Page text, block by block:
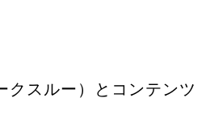
クスルー）とコンテンツ